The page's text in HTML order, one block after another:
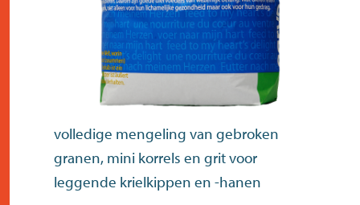
volledige mengeling van gebroken
granen, mini korrels en grit voor
leggende krielkippen en -hanen